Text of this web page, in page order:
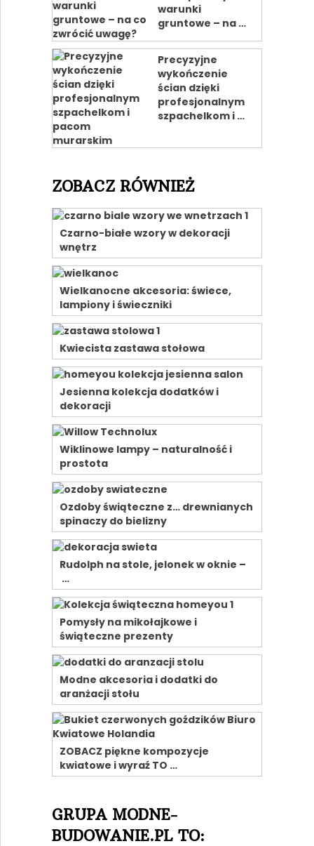
warunki
gruntowe – na …
Precyzyjne
wykończenie
ścian dzięki
profesjonalnym
szpachelkom i …
ZOBACZ RÓWNIEŻ
Czarno-białe wzory w dekoracji
wnętrz
Wielkanocne akcesoria: świece,
lampiony i świeczniki
Kwiecista zastawa stołowa
Jesienna kolekcja dodatków i
dekoracji
Wiklinowe lampy – naturalność i
prostota
Ozdoby świąteczne z… drewnianych
spinaczy do bielizny
Rudolph na stole, jelonek w oknie –
…
Pomysły na mikołajkowe i
świąteczne prezenty
Modne akcesoria i dodatki do
aranżacji stołu
ZOBACZ piękne kompozycje
kwiatowe i wyraź TO …
GRUPA MODNE-
BUDOWANIE.PL TO: